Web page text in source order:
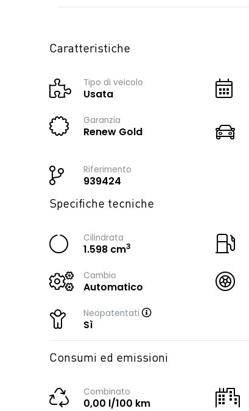
Caratteristiche
Tipo di veicolo
Usata
Garanzia
Renew Gold
Riferimento
939424
Specifiche tecniche
Cilindrata
1.598 cm3
Cambio
Automatico
Neopatentati
Sì
Consumi ed emissioni
Combinato
0,00 l/100 km